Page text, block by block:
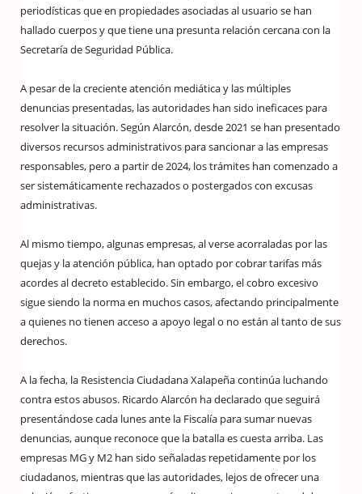
periodísticas que en propiedades asociadas al usuario se han
hallado cuerpos y que tiene una presunta relación cercana con la
Secretaría de Seguridad Pública.
A pesar de la creciente atención mediática y las múltiples
denuncias presentadas, las autoridades han sido ineficaces para
resolver la situación. Según Alarcón, desde 2021 se han presentado
diversos recursos administrativos para sancionar a las empresas
responsables, pero a partir de 2024, los trámites han comenzado a
ser sistemáticamente rechazados o postergados con excusas
administrativas.
Al mismo tiempo, algunas empresas, al verse acorraladas por las
quejas y la atención pública, han optado por cobrar tarifas más
acordes al decreto establecido. Sin embargo, el cobro excesivo
sigue siendo la norma en muchos casos, afectando principalmente
a quienes no tienen acceso a apoyo legal o no están al tanto de sus
derechos.
A la fecha, la Resistencia Ciudadana Xalapeña continúa luchando
contra estos abusos. Ricardo Alarcón ha declarado que seguirá
presentándose cada lunes ante la Fiscalía para sumar nuevas
denuncias, aunque reconoce que la batalla es cuesta arriba. Las
empresas MG y M2 han sido señaladas repetidamente por los
ciudadanos, mientras que las autoridades, lejos de ofrecer una